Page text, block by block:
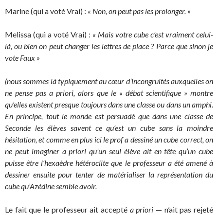
Marine (qui a voté Vrai) : « Non, on peut pas les prolonger. »
Melissa (qui a voté Vrai) : « Mais votre cube c’est vraiment celui-
là, ou bien on peut changer les lettres de place ? Parce que sinon je
vote Faux »
(nous sommes là typiquement au cœur d’incongruités auxquelles on
ne pense pas a priori, alors que le « débat scientifique » montre
qu’elles existent presque toujours dans une classe ou dans un amphi.
En principe, tout le monde est persuadé que dans une classe de
Seconde les élèves savent ce qu’est un cube sans la moindre
hésitation, et comme en plus ici le prof a dessiné un cube correct, on
ne peut imaginer a priori qu’un seul élève ait en tête qu’un cube
puisse être l’hexaèdre hétéroclite que le professeur a été amené à
dessiner ensuite pour tenter de matérialiser la représentation du
cube qu’Azédine semble avoir.
Le fait que le professeur ait accepté a priori — n’ait pas rejeté